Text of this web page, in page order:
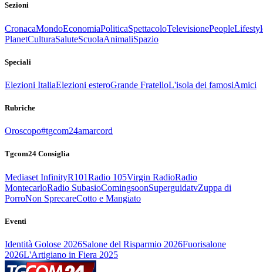
Sezioni
CronacaMondoEconomiaPoliticaSpettacoloTelevisionePeople
PlanetCulturaSaluteScuolaAnimaliSpazio
Speciali
Elezioni ItaliaElezioni esteroGrande FratelloL'isola dei famosiAmici
Rubriche
Oroscopo#tgcom24amarcord
Tgcom24 Consiglia
Mediaset InfinityR101Radio 105Virgin RadioRadio
MontecarloRadio SubasioComingsoonSuperguidatvZuppa di
PorroNon SprecareCotto e Mangiato
Eventi
Identità Golose 2026Salone del Risparmio 2026Fuorisalone
2026L'Artigiano in Fiera 2025